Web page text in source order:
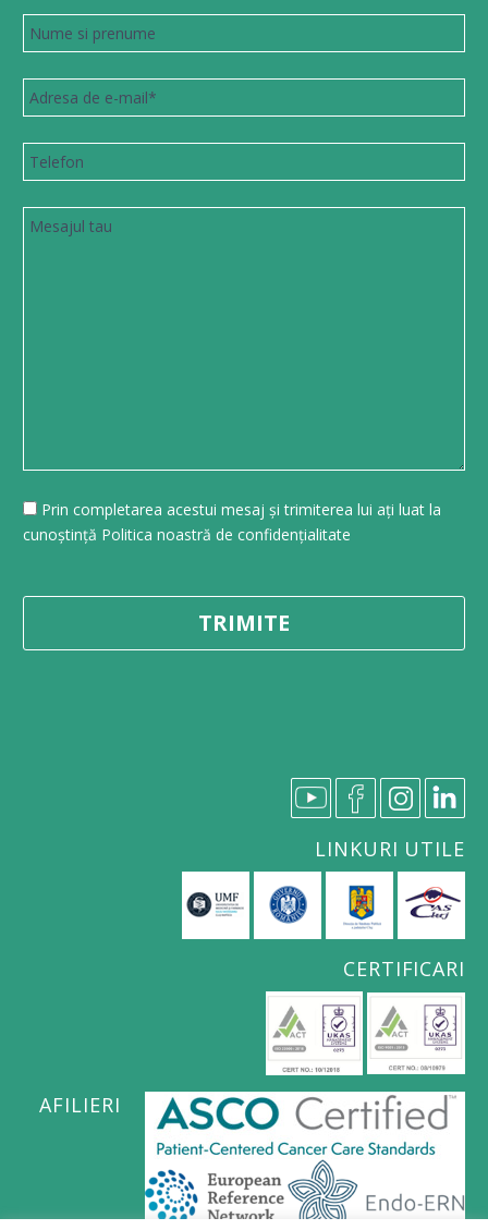
Prin completarea acestui mesaj și trimiterea lui ați luat la
cunoștință Politica noastră de confidențialitate
LINKURI UTILE
CERTIFICARI
AFILIERI